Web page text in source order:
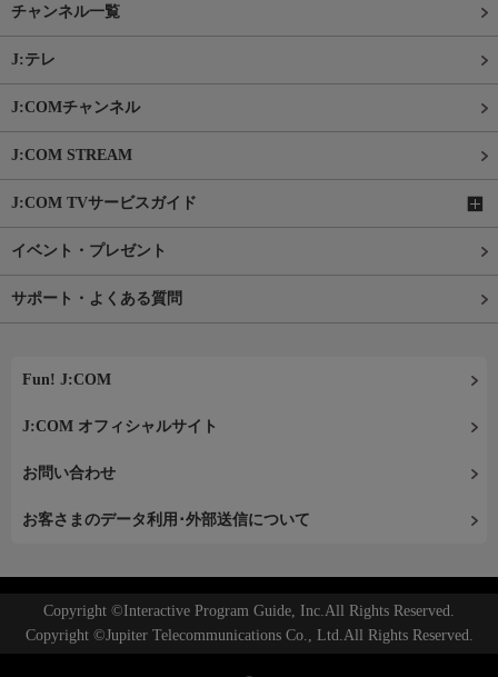
チャンネル一覧
J:テレ
J:COMチャンネル
J:COM STREAM
J:COM TVサービスガイド
イベント・プレゼント
サポート・よくある質問
Fun! J:COM
J:COM オフィシャルサイト
お問い合わせ
お客さまのデータ利用･外部送信について
Copyright ©Interactive Program Guide, Inc.All Rights Reserved.
Copyright ©Jupiter Telecommunications Co., Ltd.All Rights Reserved.